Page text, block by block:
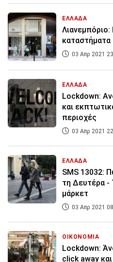
ΕΛΛΑΔΑ
03 Απρ 2021
ΕΛΛΑΔΑ
Lockdown:
και
περιοχές
03 Απρ 2021
ΕΛΛΑΔΑ
SMS 13032:
τη Δευτέρα -
μάρκετ
03 Απρ 2021
ΟΙΚΟΝΟΜΙΑ
Lockdown:
click away